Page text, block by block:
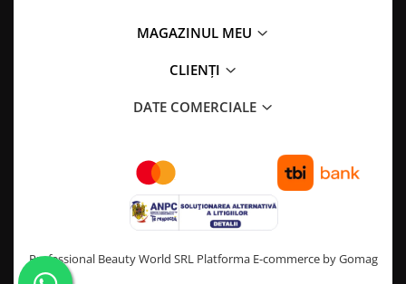
MAGAZINUL MEU
CLIENȚI
DATE COMERCIALE
Professional Beauty World SRL Platforma E-commerce by Gomag